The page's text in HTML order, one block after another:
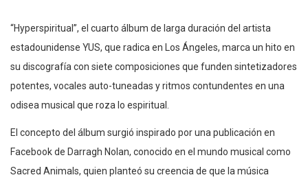
“Hyperspiritual”, el cuarto álbum de larga duración del artista
estadounidense YUS, que radica en Los Ángeles, marca un hito en
su discografía con siete composiciones que funden sintetizadores
potentes, vocales auto-tuneadas y ritmos contundentes en una
odisea musical que roza lo espiritual.
El concepto del álbum surgió inspirado por una publicación en
Facebook de Darragh Nolan, conocido en el mundo musical como
Sacred Animals, quien planteó su creencia de que la música